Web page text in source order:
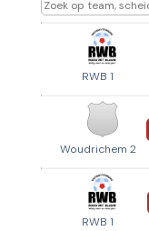
RWB 1
Woudrichem 2
RWB 1